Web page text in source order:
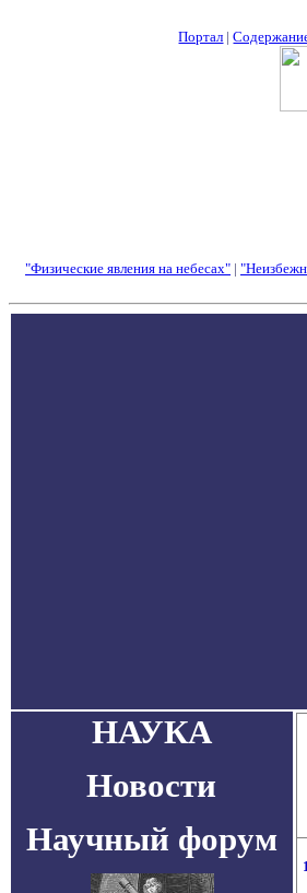
Портал |
"Физические явления на небесах" |
НАУКА
Новости
Научный форум